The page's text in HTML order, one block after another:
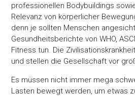
professionellen Bodybuildings
Relevanz von körperlicher
denn je sollten Menschen
Gesundheitsberichte von WHO,
Fitness tun. Die
und stellen die Gesellschaft vor
Es müssen nicht immer mega
Lasten bewegt werden, um etwas